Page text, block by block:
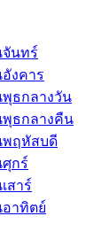
จันทร์
งคาร
พุธกลางวัน
พุธกลางคืน
พฤหัสบดี
กร์
สาร์
อาทิตย์